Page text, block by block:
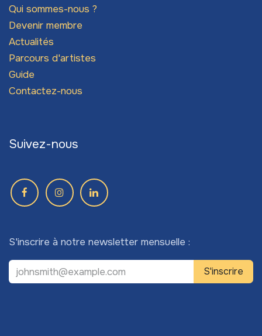
Qui sommes-nous ?
Devenir membre
Actualités
Parcours d'artistes
Guide
Contactez-nous
Suivez-nous
S'inscrire à notre newsletter mensuelle :
S'inscrire